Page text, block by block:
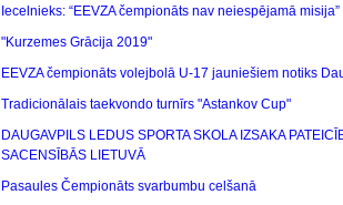
Iecelnieks: “EEVZA čempionāts nav neiespējamā misija”
"Kurzemes Grācija 2019"
EEVZA čempionāts volejbolā U-17 jauniešiem notiks
Tradicionālais taekvondo turnīrs "Astankov Cup"
DAUGAVPILS LEDUS SPORTA SKOLA IZSAKA
SACENSĪBĀS LIETUVĀ
Pasaules Čempionāts svarbumbu celšanā